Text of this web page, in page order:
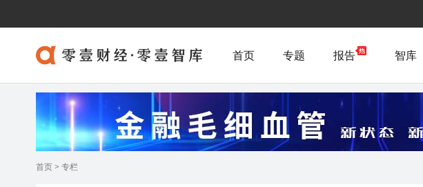
首页 专题 报告 智库
首页 > 专栏